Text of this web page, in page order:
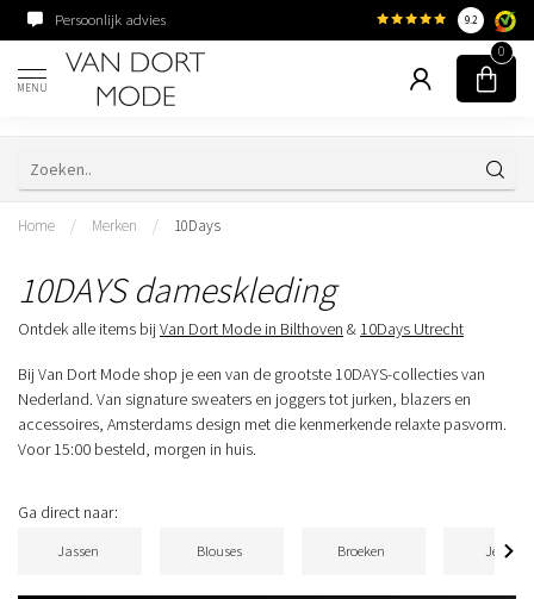
Familiebedrijf sinds 1954 9.2
MENU
0
Home / Merken / 10Days
10DAYS dameskleding
Ontdek alle items bij Van Dort Mode in Bilthoven & 10Days Utrecht
Bij Van Dort Mode shop je een van de grootste 10DAYS-collecties van
Nederland. Van signature sweaters en joggers tot jurken, blazers en
accessoires, Amsterdams design met die kenmerkende relaxte pasvorm.
Voor 15:00 besteld, morgen in huis.
Ga direct naar:
Jassen Blouses Broeken Jeans